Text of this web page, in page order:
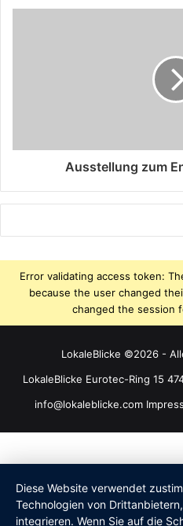
Ausstellung zum
Error validating access token:
because the user changed
changed the session
LokaleBlicke ©2026 -
LokaleBlicke Eurotec-Ring 15
info@lokaleblicke.com
Diese Website verwendet
Technologien von
integrieren. Wenn Sie auf die